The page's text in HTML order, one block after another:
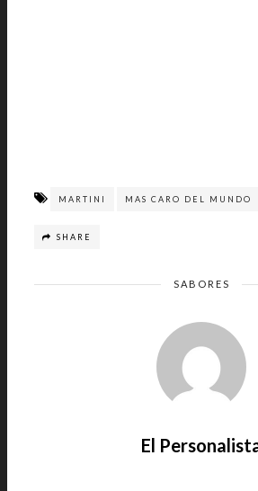
MARTINI MAS CARO DEL MUNDO
SHARE
SABORES
El